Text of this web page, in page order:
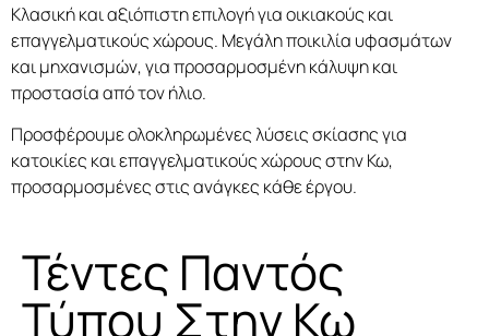
Κλασική και αξιόπιστη επιλογή για οικιακούς και
επαγγελματικούς χώρους. Μεγάλη ποικιλία υφασμάτων
και μηχανισμών, για προσαρμοσμένη κάλυψη και
προστασία από τον ήλιο.
Προσφέρουμε ολοκληρωμένες λύσεις σκίασης για
κατοικίες και επαγγελματικούς χώρους στην Κω,
προσαρμοσμένες στις ανάγκες κάθε έργου.
Τέντες Παντός
Τύπου Στην Κω